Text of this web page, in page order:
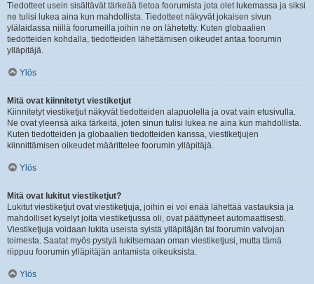
Tiedotteet usein sisältävät tärkeää tietoa foorumista jota olet lukemassa ja siksi
ne tulisi lukea aina kun mahdollista. Tiedotteet näkyvät jokaisen sivun
ylälaidassa niillä foorumeilla joihin ne on lähetetty. Kuten globaalien
tiedotteiden kohdalla, tiedotteiden lähettämisen oikeudet antaa foorumin
ylläpitäjä.
Ylös
Mitä ovat kiinnitetyt viestiketjut
Kiinnitetyt viestiketjut näkyvät tiedotteiden alapuolella ja ovat vain etusivulla.
Ne ovat yleensä aika tärkeitä, joten sinun tulisi lukea ne aina kun mahdollista.
Kuten tiedotteiden ja globaalien tiedotteiden kanssa, viestiketjujen
kiinnittämisen oikeudet määrittelee foorumin ylläpitäjä.
Ylös
Mitä ovat lukitut viestiketjut?
Lukitut viestiketjut ovat viestiketjuja, joihin ei voi enää lähettää vastauksia ja
mahdolliset kyselyt joita viestiketjussa oli, ovat päättyneet automaattisesti.
Viestiketjuja voidaan lukita useista syistä ylläpitäjän tai foorumin valvojan
toimesta. Saatat myös pystyä lukitsemaan oman viestiketjusi, mutta tämä
riippuu foorumin ylläpitäjän antamista oikeuksista.
Ylös